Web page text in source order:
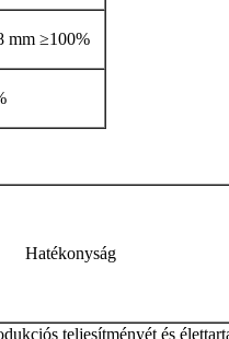
mm ≥100%
Hatékonyság
teljesítményét és